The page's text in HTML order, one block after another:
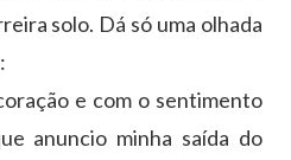
solo. Dá só uma olhada
e com o sentimento
anuncio minha saída do